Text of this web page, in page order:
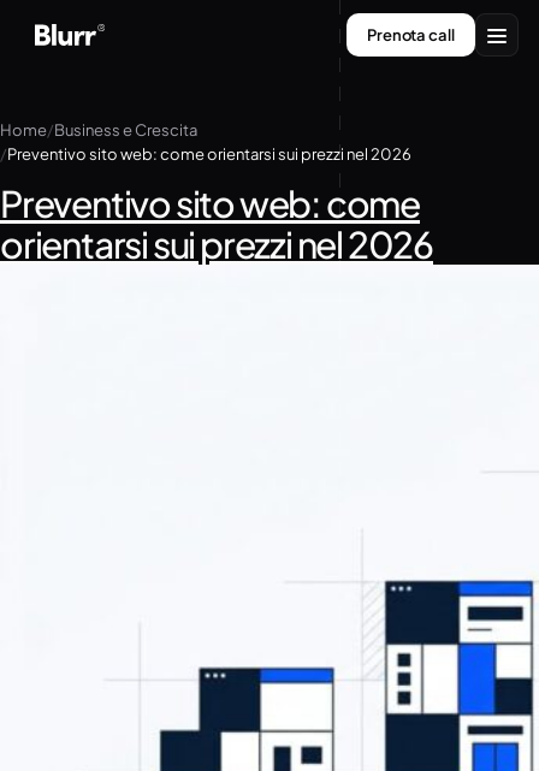
Prenota call
Chi siamo
Contatti
Home Business e Crescita
Preventivo sito web: come orientarsi sui prezzi nel 2026
Preventivo sito web: come
orientarsi sui prezzi nel 2026